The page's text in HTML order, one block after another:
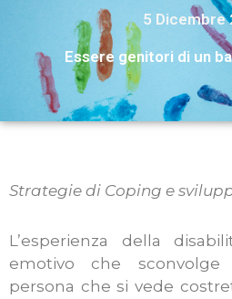
5 Dicembre
Essere genitori di un
Strategie di Coping e
L’esperienza della
emotivo che sconvolge
persona che si vede